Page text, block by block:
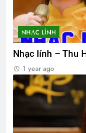
NHẠC LÍNH
Nhạc lính – Thu
1 year ago